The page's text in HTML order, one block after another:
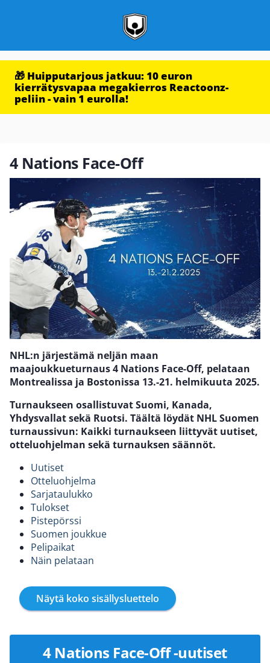
🎁 Huipputarjous jatkuu: 10 euron
kierrätysvapaa megakierros Reactoonz-
peliin - vain 1 eurolla!
4 Nations Face-Off
NHL:n järjestämä neljän maan
maajoukkueturnaus 4 Nations Face-Off, pelataan
Montrealissa ja Bostonissa 13.-21. helmikuuta 2025.
Turnaukseen osallistuvat Suomi, Kanada,
Yhdysvallat sekä Ruotsi. Täältä löydät NHL Suomen
turnaussivun: Kaikki turnaukseen liittyvät uutiset,
otteluohjelman sekä turnauksen säännöt.
Uutiset
Otteluohjelma
Sarjataulukko
Tulokset
Pistepörssi
Suomen joukkue
Pelipaikat
Näin pelataan
Näytä koko sisällysluettelo
4 Nations Face-Off -uutiset